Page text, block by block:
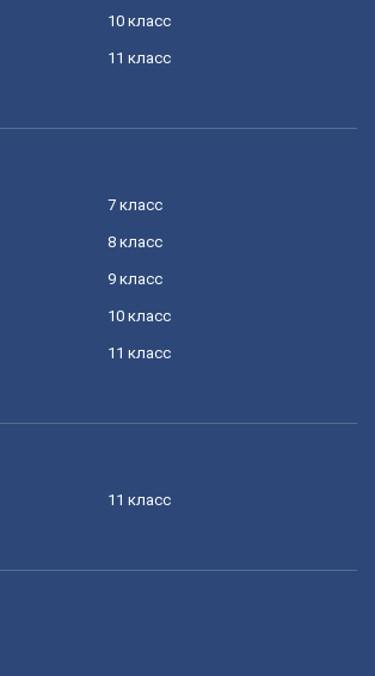
10 класс
11 класс
7 класс
8 класс
9 класс
10 класс
11 класс
11 класс